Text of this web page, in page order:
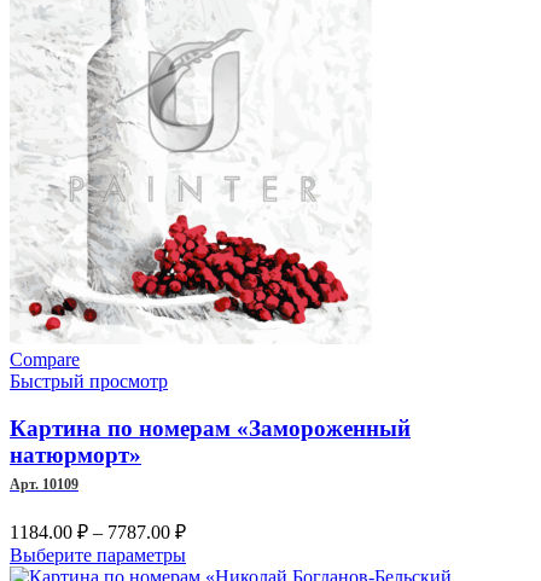
выбрать
на
странице
Compare
Быстрый просмотр
Картина по номерам «Замороженный
натюрморт»
Арт. 10109
1184.00 ₽ – 7787.00 ₽Диапазон
цен:
1184.00 ₽
Выберите параметрыЭтот
товар